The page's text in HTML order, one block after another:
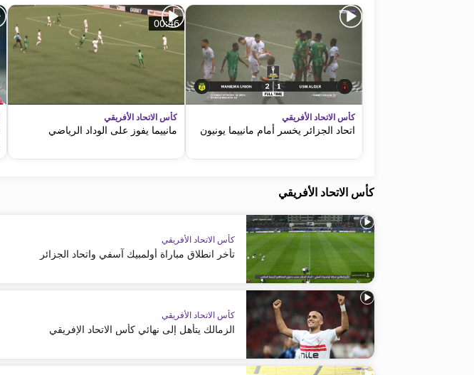
كأس الاتحاد الأفريقي
اتحاد الجزائر يخسر أمام مانييما يونيون
00:46
كأس الاتحاد الأفريقي
مانييما يفوز على الوداد الرياضي
كأس الاتحاد الأفريقي
كأس الاتحاد الأفريقي
تأخر انطلاق مباراة أولمبيك آسفي واتحاد الجزائر
كأس الاتحاد الأفريقي
الزمالك يتأهل إلى نهائي كأس الاتحاد الإفريقي